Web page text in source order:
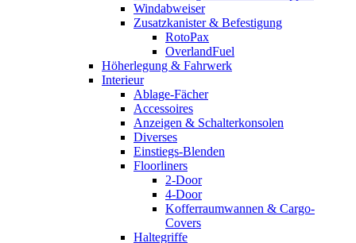
Windabweiser
Zusatzkanister & Befestigung
RotoPax
OverlandFuel
Höherlegung & Fahrwerk
Interieur
Ablage-Fächer
Accessoires
Anzeigen & Schalterkonsolen
Diverses
Einstiegs-Blenden
Floorliners
2-Door
4-Door
Kofferraumwannen & Cargo-
Covers
Haltegriffe